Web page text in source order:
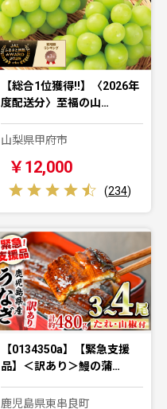
【総合1位獲得!!】〈2026年
度配送分〉至福の山…
山梨県甲府市
￥12,000
(234)
【0134350a】【緊急支援
品】＜訳あり＞鰻の蒲…
鹿児島県東串良町